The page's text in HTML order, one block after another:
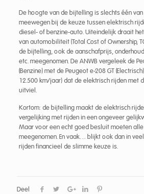
De hoogte van de bijtelling is slechts één
meewegen bij de keuze tussen elektrisch
diesel- of benzine-auto. Uiteindelijk draait
van automobiliteit (Total Cost of Ownership,
de bijtelling, ook de aanschafprijs,
etc. meegenomen. De ANWB vergeleek de
(Benzine) met de Peugeot e-208 GT
12.500 km/jaar) dat de elektrisch rijden met
uitviel.
Kortom: de bijtelling maakt de elektrisch
vergelijking met rijden in een ongeveer
Maar voor een echt goed besluit moeten
meegenomen. En vaak… blijkt ook dan in
rijden financieel de slimme keuze is.
Deel